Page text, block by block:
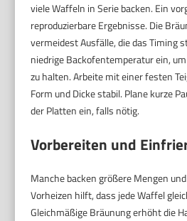
viele Waffeln in Serie backen. Ein
reproduzierbare Ergebnisse. Die
vermeidest Ausfälle, die das Timing
niedrige Backofentemperatur ein,
zu halten. Arbeite mit einer festen
Form und Dicke stabil. Plane kurze
der Platten ein, falls nötig.
Vorbereiten und
Manche backen größere Mengen
Vorheizen hilft, dass jede Waffel
Gleichmäßige Bräunung erhöht die